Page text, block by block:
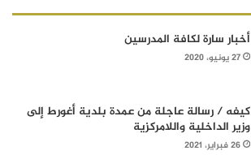
أخبار سارة لكافة المدرسين
27 يونيو، 2020
كيفه / رسالة عاجلة من عمدة بلدية أغورط إلى
وزير الداخلية واللامركزية
26 فبراير، 2021